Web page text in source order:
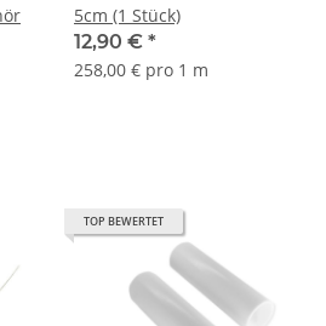
5cm (1 Stück)
12,90 € *
258,00 € pro 1 m
TOP BEWERTET